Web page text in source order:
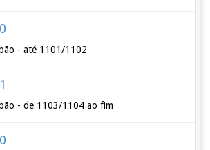
- até 1101/1102
- de 1103/1104 ao fim